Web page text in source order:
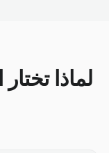
لماذا